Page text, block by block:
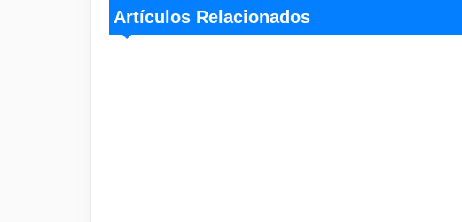
Artículos Relacionados